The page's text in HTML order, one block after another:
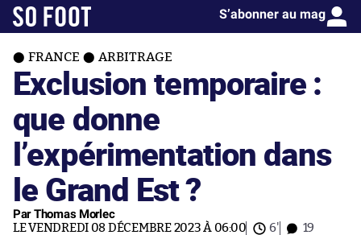
S’abonner au mag
FRANCE ARBITRAGE
Exclusion temporaire :
que donne
l’expérimentation dans
le Grand Est ?
Par Thomas Morlec
LE VENDREDI 08 DÉCEMBRE 2023 À 06:00 6' 19